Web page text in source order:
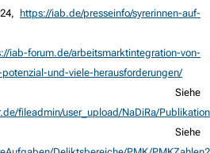
https://iab.de/presseinfo/syrerinnen-auf-
iab-forum.de/arbeitsmarktintegration-von-
und-viele-herausforderungen/
fileadmin/user_upload/NaDiRa/